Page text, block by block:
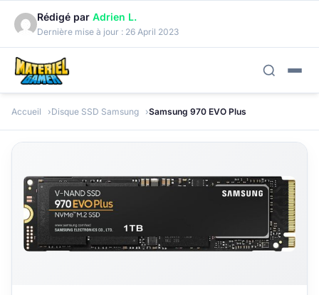
Rédigé par Adrien L.
Dernière mise à jour : 26 April 2023
Accueil Disque SSD Samsung Samsung 970 EVO Plus